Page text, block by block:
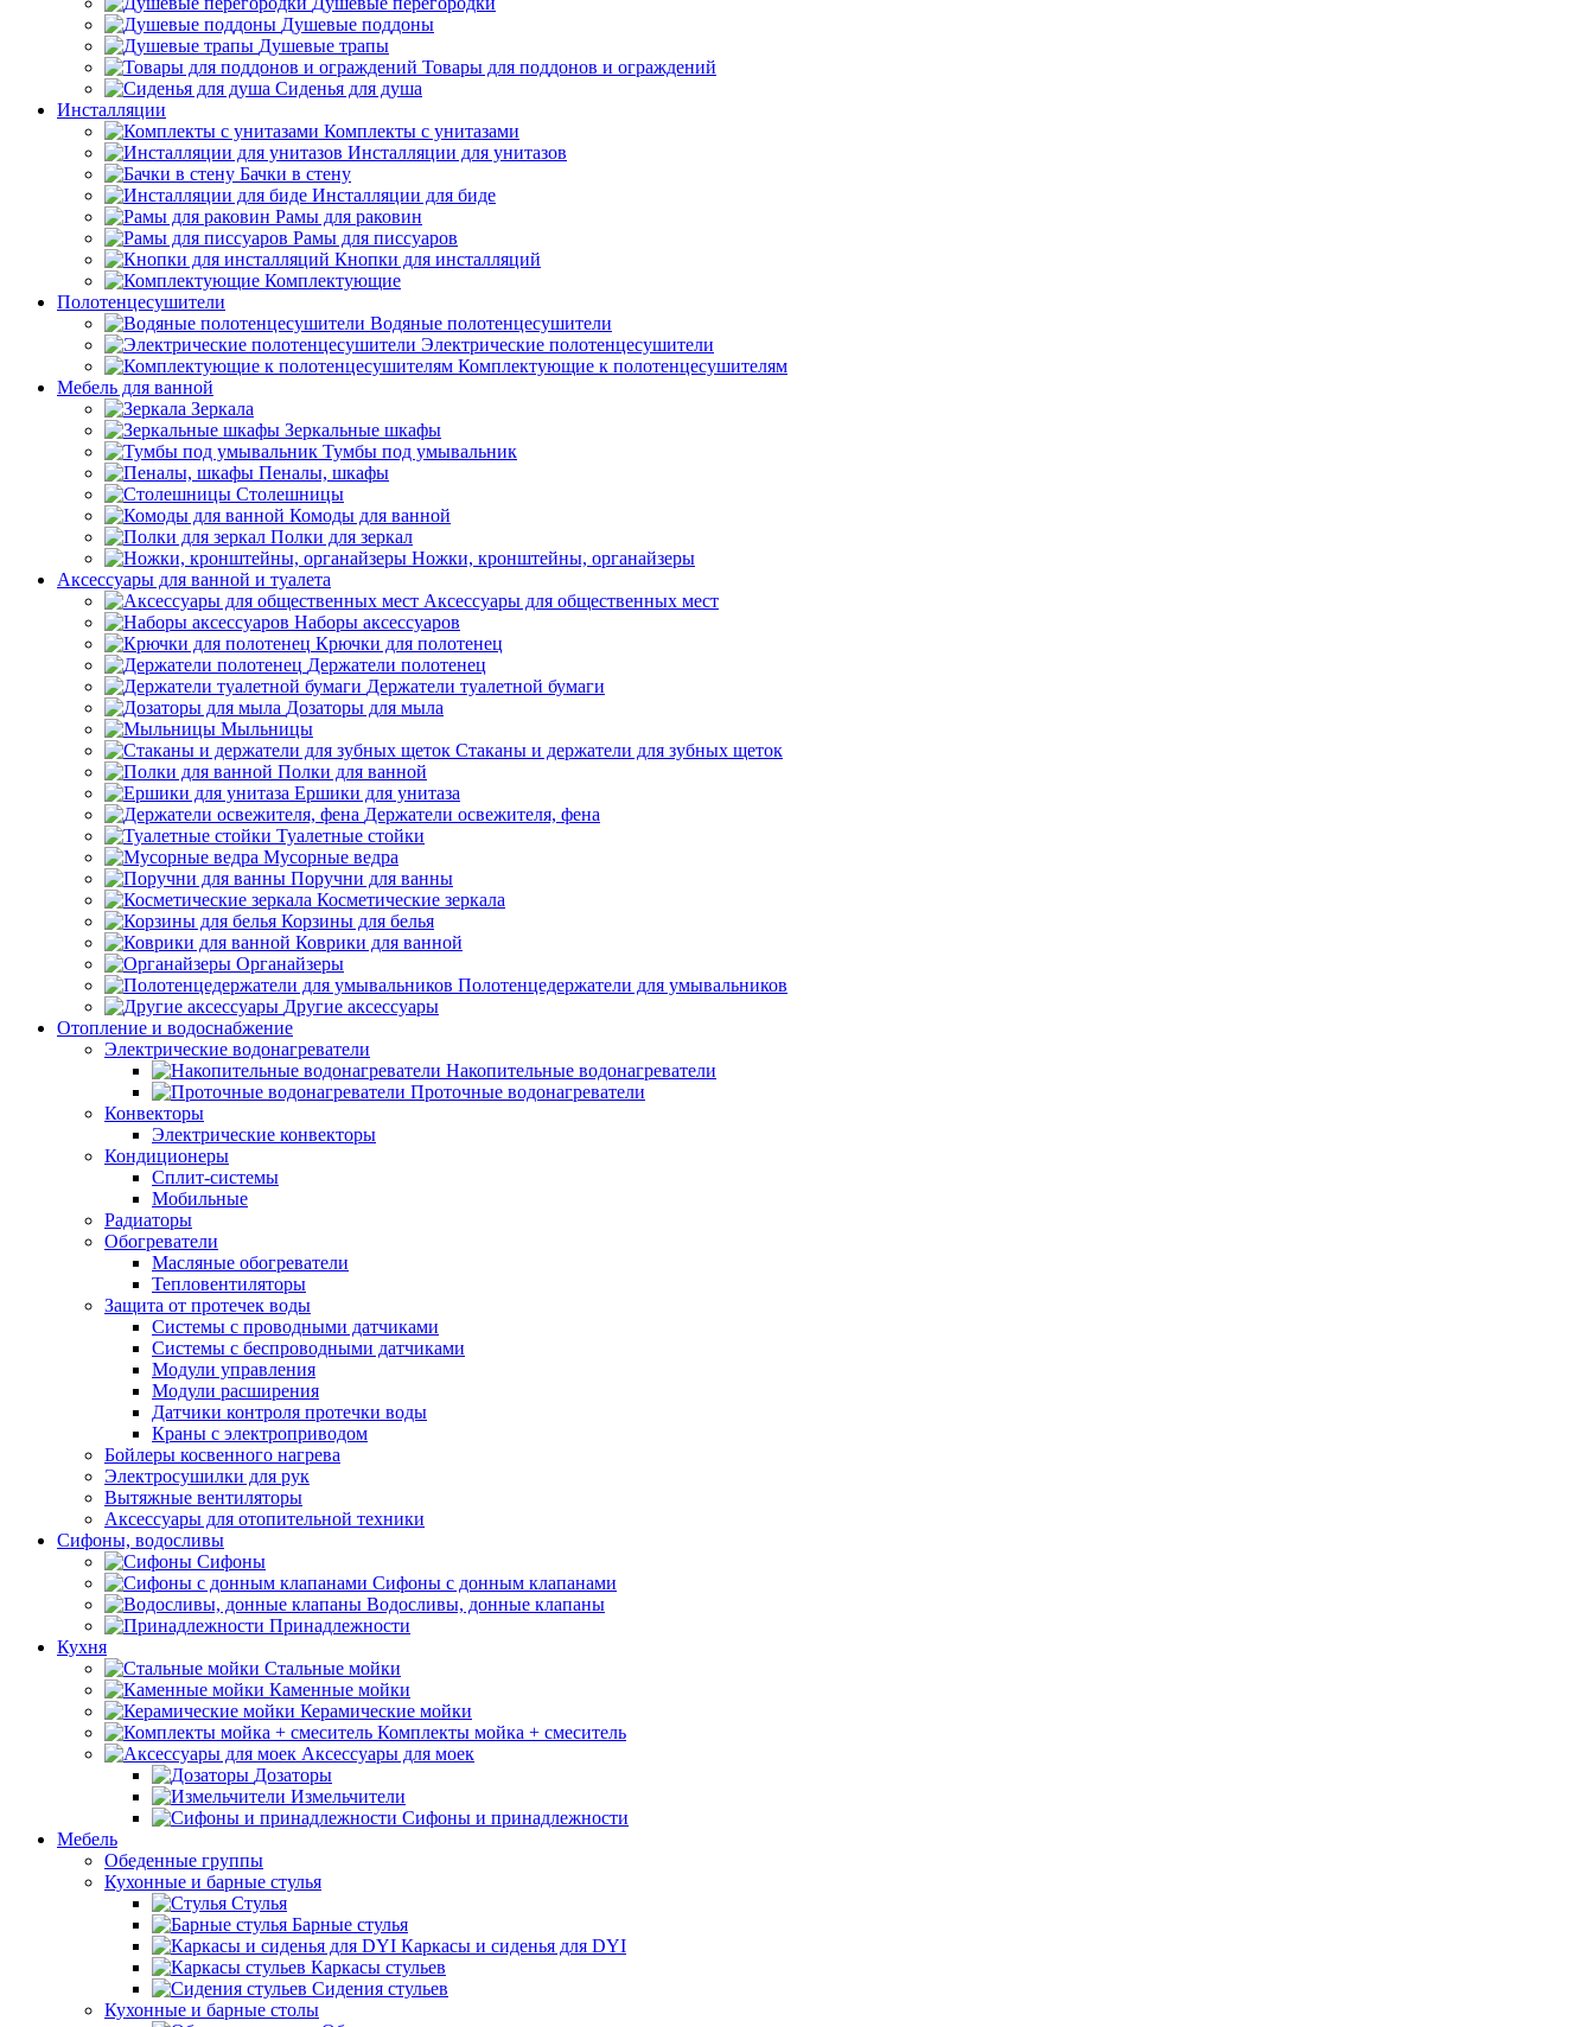
Душевые поддоны
Душевые трапы
Товары для поддонов и ограждений
Сиденья для душа
Инсталляции
Комплекты с унитазами
Инсталляции для унитазов
Бачки в стену
Инсталляции для биде
Рамы для раковин
Рамы для писсуаров
Кнопки для инсталляций
Комплектующие
Полотенцесушители
Водяные полотенцесушители
Электрические полотенцесушители
Комплектующие к полотенцесушителям
Мебель для ванной
Зеркала
Зеркальные шкафы
Тумбы под умывальник
Пеналы, шкафы
Столешницы
Комоды для ванной
Полки для зеркал
Ножки, кронштейны, органайзеры
Аксессуары для ванной и туалета
Аксессуары для общественных мест
Наборы аксессуаров
Крючки для полотенец
Держатели полотенец
Держатели туалетной бумаги
Дозаторы для мыла
Мыльницы
Стаканы и держатели для зубных щеток
Полки для ванной
Ершики для унитаза
Держатели освежителя, фена
Туалетные стойки
Мусорные ведра
Поручни для ванны
Косметические зеркала
Корзины для белья
Коврики для ванной
Органайзеры
Полотенцедержатели для умывальников
Другие аксессуары
Отопление и водоснабжение
Электрические водонагреватели
Накопительные водонагреватели
Проточные водонагреватели
Конвекторы
Электрические конвекторы
Кондиционеры
Сплит-системы
Мобильные
Радиаторы
Обогреватели
Масляные обогреватели
Тепловентиляторы
Защита от протечек воды
Системы с проводными датчиками
Системы с беспроводными датчиками
Модули управления
Модули расширения
Датчики контроля протечки воды
Краны с электроприводом
Бойлеры косвенного нагрева
Электросушилки для рук
Вытяжные вентиляторы
Аксессуары для отопительной техники
Сифоны, водосливы
Сифоны
Сифоны с донным клапанами
Водосливы, донные клапаны
Принадлежности
Кухня
Стальные мойки
Каменные мойки
Керамические мойки
Комплекты мойка + смеситель
Аксессуары для моек
Дозаторы
Измельчители
Сифоны и принадлежности
Мебель
Обеденные группы
Кухонные и барные стулья
Стулья
Барные стулья
Каркасы и сиденья для DYI
Каркасы стульев
Сидения стульев
Кухонные и барные столы